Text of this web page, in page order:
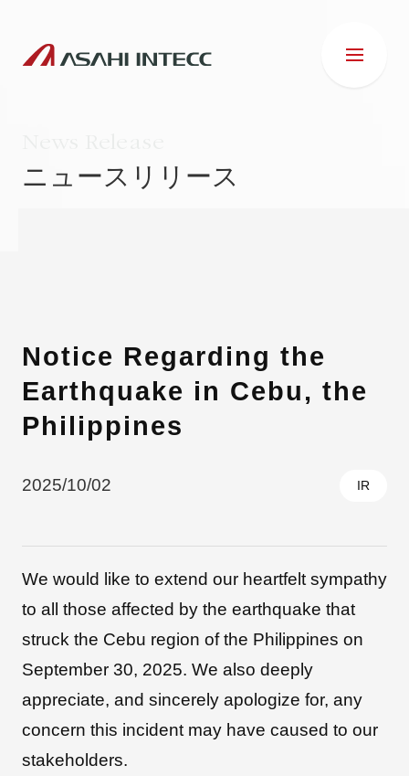
やさしくわかる病気と治療
ニュースリリース
Notice Regarding the
Earthquake in Cebu, the
Philippines
2025/10/02 IR
We would like to extend our heartfelt sympathy
to all those affected by the earthquake that
struck the Cebu region of the Philippines on
September 30, 2025. We also deeply
appreciate, and sincerely apologize for, any
concern this incident may have caused to our
stakeholders.